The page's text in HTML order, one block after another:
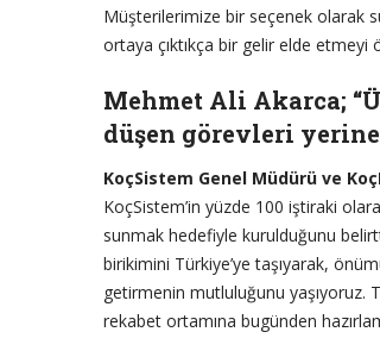
Müşterilerimize bir seçenek olarak
ortaya çıktıkça bir gelir elde etmeyi
Mehmet Ali Akarca;
düşen görevleri
KoçSistem Genel Müdürü ve
KoçSistem’in yüzde 100 iştiraki
sunmak hedefiyle kurulduğunu
birikimini Türkiye’ye taşıyarak,
getirmenin mutluluğunu yaşıyoruz.
rekabet ortamına bugünden